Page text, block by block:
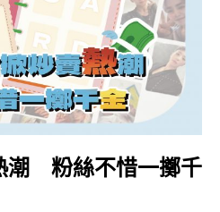
潮 粉絲不惜一擲千